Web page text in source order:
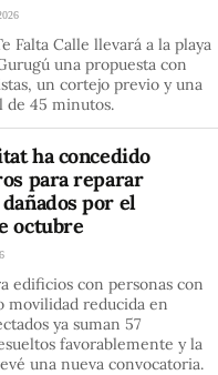
Falta Calle llevará a la playa
una propuesta con
un cortejo previo y una
de 45 minutos.
ha concedido
para reparar
por el
octubre
edificios con personas con
movilidad reducida en
ya suman 57
favorablemente y la
una nueva convocatoria.